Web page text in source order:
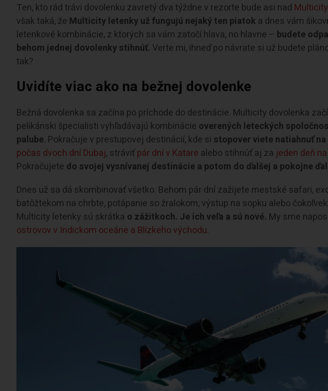
Ten, kto rád trávi dovolenku zavretý dva týždne v rezorte bude asi nad
však taká, že Multicity letenky už fungujú nejaký ten piatok a dnes vám
letenkové kombinácie, z ktorých sa vám zatočí hlava, no hlavne – budete
behom jednej dovolenky stihnúť. Verte mi, ihneď po návrate si už budete
tak?
Uvidíte viac ako na bežnej dovolenke
Bežná dovolenka sa začína po príchode do destinácie. Multicity dovolenka
pelikánski špecialisti vyhľadávajú kombinácie overených leteckých
palube. Pokračuje v prestupovej destinácií, kde si stopover viete natiahnuť
počas dvoch dní Dubaj, stráviťpár dní v Katare alebo stihnúť aj za jeden deň
Pokračujete do svojej vysnívanej destinácie a potom do ďalšej a pokojne
Dnes už sa dá skombinovať všetko. Behom pár dní zažijete mestské safari,
batôžtekom na chrbte, potápanie so žralokom, výstup na sopku alebo
Multicity letenky sú skrátka o zážitkoch. Je ich veľa a sú nové. My sme
ostrovov v Indickom oceáne a Blízkeho východu.